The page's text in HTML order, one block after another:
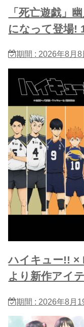
「死亡遊戯」
になって登場!
期間 : 2026年8月8
ハイキュー!! ×
より新作アイ
期間 : 2026年8月